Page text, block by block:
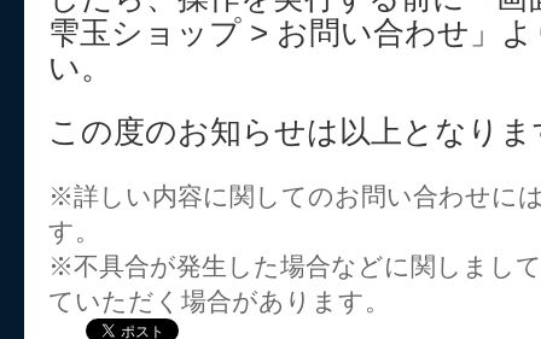
雫玉ショップ > お問い合わせ」
い。
この度のお知らせは以上となりま
※詳しい内容に関してのお問い合わせに
す。
※不具合が発生した場合などに関しまし
ていただく場合があります。